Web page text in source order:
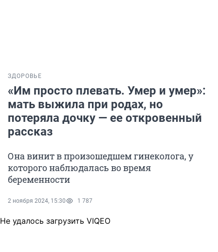
ЗДОРОВЬЕ
«Им просто плевать. Умер и умер»:
мать выжила при родах, но
потеряла дочку — ее откровенный
рассказ
Она винит в произошедшем гинеколога, у
которого наблюдалась во время
беременности
2 ноября 2024, 15:30 1 787
Не удалось загрузить VIQEO